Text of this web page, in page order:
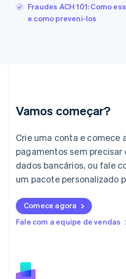
Fraudes ACH 101: Como
e como preveni-los
Vamos começar?
Crie uma conta e comece
pagamentos sem
dados bancários, ou fale
um pacote personalizado
Comece agora
Fale com a equipe de vendas
França
Gibraltar
English
Italiano English
日本語English
Letônia
Liechtenstein
Lituânia
English
Luxemburgo
Malta
English